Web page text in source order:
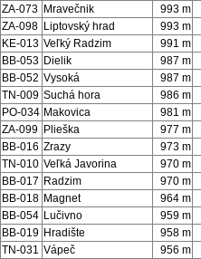
ZA-073 Mravečnik 993 m
ZA-098 Liptovský hrad 993 m
KE-013 Veľký Radzim 991 m
BB-053 Dielik 987 m
BB-052 Vysoká 987 m
TN-009 Suchá hora 986 m
PO-034 Makovica 981 m
ZA-099 Plieška 977 m
BB-016 Zrazy 973 m
TN-010 Veľká Javorina 970 m
BB-017 Radzim 970 m
BB-018 Magnet 964 m
BB-054 Lučivno 959 m
BB-019 Hradište 958 m
TN-031 Vápeč 956 m